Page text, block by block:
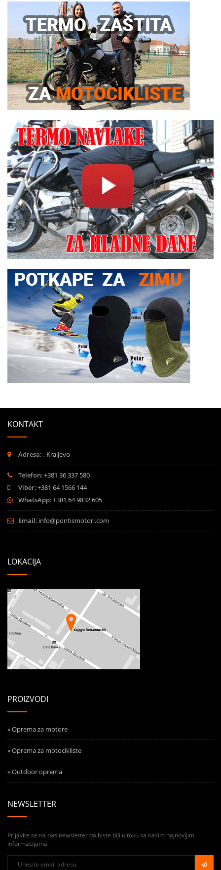
KONTAKT
Adresa: , Kraljevo
Telefon: +381 36 337 580
Viber: +381 64 1566 144
WhatsApp: +381 64 9832 605
Email: info@pontismotori.com
LOKACIJA
PROIZVODI
» Oprema za motore
» Oprema za motocikliste
» Outdoor oprema
NEWSLETTER
Prijavite se na nas newsletter da biste bili u toku sa nasim najnovijim
informacijama